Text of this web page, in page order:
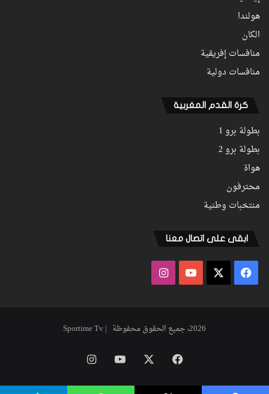
هولندا
الكان
منافسات إفريقية
منافسات دولية
كرة القدم المغربية
بطولة برو 1
بطولة برو 2
هواة
محترفون
منتخبات وطنية
ابقى على اتصال معنا
فيسبوك ‫YouTubeانستقرام
2026، جميع الحقوق محفوظة | Sportime Tv
فيسبوك ‫YouTubeانستقرام